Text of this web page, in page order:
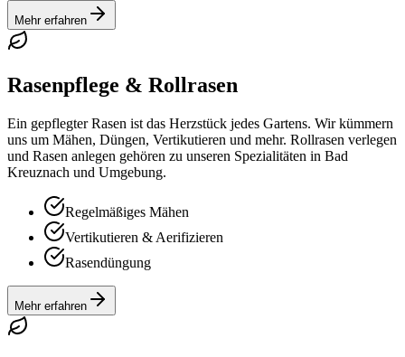
Mehr erfahren
Rasenpflege & Rollrasen
Ein gepflegter Rasen ist das Herzstück jedes Gartens. Wir kümmern
uns um Mähen, Düngen, Vertikutieren und mehr. Rollrasen verlegen
und Rasen anlegen gehören zu unseren Spezialitäten in Bad
Kreuznach und Umgebung.
Regelmäßiges Mähen
Vertikutieren & Aerifizieren
Rasendüngung
Mehr erfahren